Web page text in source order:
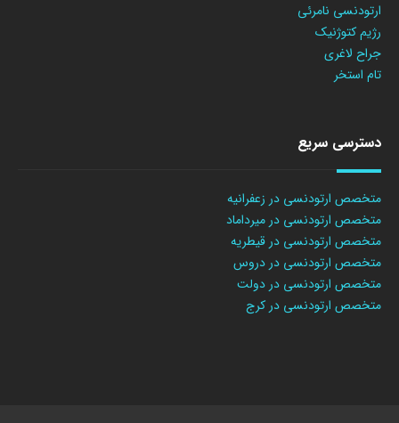
ارتودنسی نامرئی
رژیم کتوژنیک
جراح لاغری
تام استخر
دسترسی سریع
متخصص ارتودنسی در زعفرانیه
متخصص ارتودنسی در میرداماد
متخصص ارتودنسی در قیطریه
متخصص ارتودنسی در دروس
متخصص ارتودنسی در دولت
متخصص ارتودنسی در کرج